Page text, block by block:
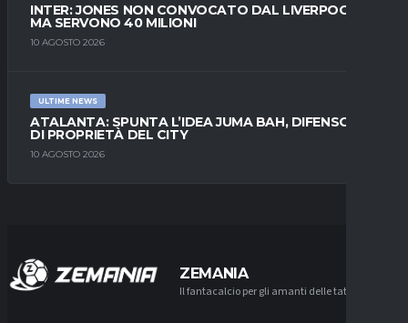
INTER: JONES NON CONVOCATO DAL LIVERPOOL,
MA SERVONO 40 MILIONI
10 AGOSTO 2026
ULTIME NEWS
ATALANTA: SPUNTA L’IDEA JUMA BAH, DIFENSORE
DI PROPRIETÀ DEL CITY
10 AGOSTO 2026
ZEMANIA
Il fantacalcio per gli amanti delle tattiche